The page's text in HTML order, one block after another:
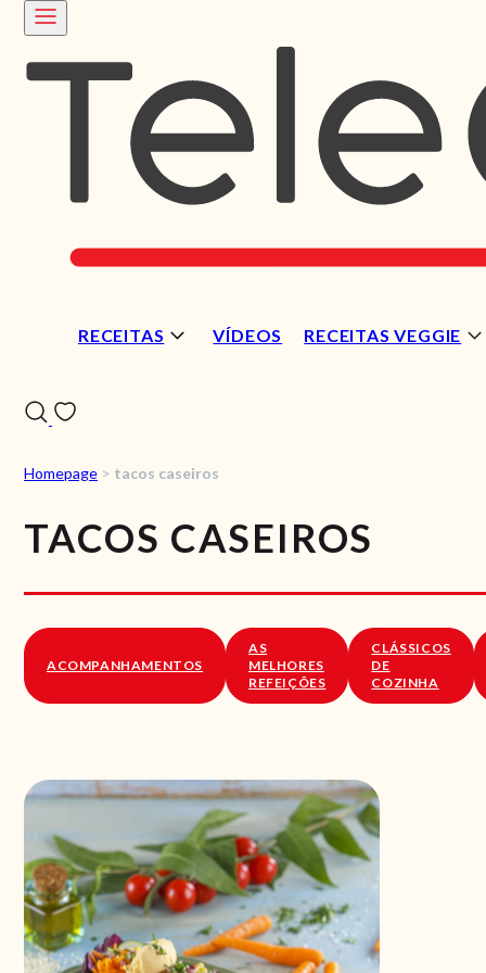
RECEITAS VÍDEOS RECEITAS VEGGIE
Homepage > tacos caseiros
TACOS CASEIROS
ACOMPANHAMENTOS
AS
MELHORES
REFEIÇÕES
CLÁSSICOS
DE
COZINHA